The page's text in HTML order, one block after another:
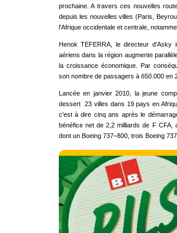
prochaine. A travers ces nouvelles
depuis les nouvelles villes (Paris,
l'Afrique occidentale et centrale,
Henok TEFERRA, le directeur d'Asky
aériens dans la région augmente
la croissance économique. Par
son nombre de passagers à 650.000 en
Lancée en janvier 2010, la jeune
dessert 23 villes dans 19 pays en
c'est à dire cinq ans après le
bénéfice net de 2,2 milliards de F
dont un Boeing 737–800, trois Boeing